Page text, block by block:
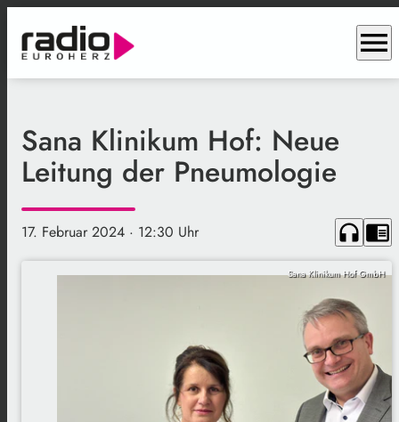
menu
Sana Klinikum Hof: Neue
Leitung der Pneumologie
17. Februar 2024 · 12:30 Uhr headphones chrome_reader_mode
Sana Klinikum Hof GmbH